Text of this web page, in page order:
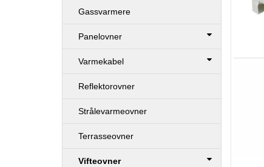
Gassvarmere
Panelovner
Varmekabel
Reflektorovner
Strålevarmeovner
Terrasseovner
Vifteovner